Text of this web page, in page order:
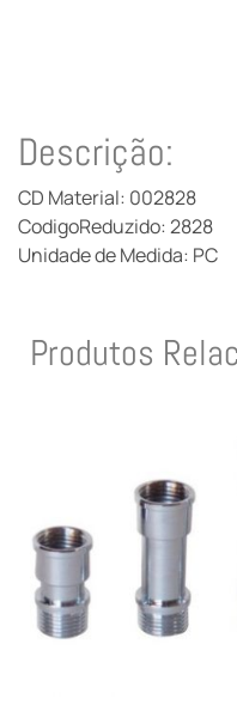
Descrição:
CD Material: 002828
CodigoReduzido: 2828
Unidade de Medida: PC
Produtos